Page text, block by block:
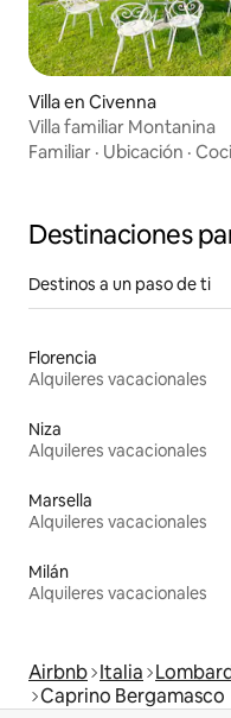
Villa en Civenna
Villa familiar Montanina
Familiar · Ubicación ·
Destinaciones
Destinos a un paso de ti
Florencia
Alquileres vacacionales
Niza
Alquileres vacacionales
Marsella
Alquileres vacacionales
Milán
Alquileres vacacionales
Airbnb Italia
Caprino Bergamasco